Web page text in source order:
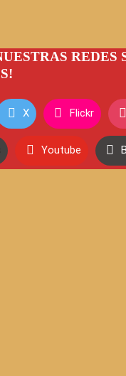
REDES
X Flickr
Youtube